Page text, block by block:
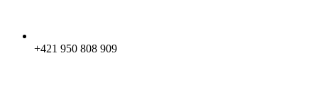
+421 950 808 909